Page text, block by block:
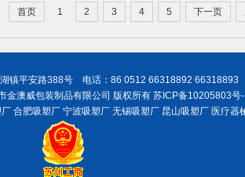
首页 1 2 3 4 5 下一页
镇平安路388号 电话：86 0512 66318892 66318893
金澳威包装制品有限公司 版权所有 苏ICP备10205803号
合肥吸塑厂 宁波吸塑厂 无锡吸塑厂 昆山吸塑厂 医疗器